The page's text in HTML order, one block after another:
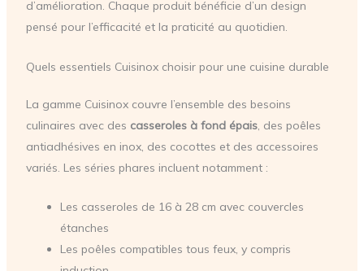
d’amélioration. Chaque produit bénéficie d’un design
pensé pour l’efficacité et la praticité au quotidien.
Quels essentiels Cuisinox choisir pour une cuisine durable
La gamme Cuisinox couvre l’ensemble des besoins
culinaires avec des casseroles à fond épais, des poêles
antiadhésives en inox, des cocottes et des accessoires
variés. Les séries phares incluent notamment :
Les casseroles de 16 à 28 cm avec couvercles
étanches
Les poêles compatibles tous feux, y compris